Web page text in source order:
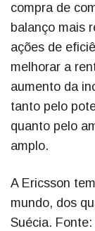
compra de
balanço mais
ações de
melhorar a
aumento da
tanto pelo
quanto pelo
amplo.
A Ericsson
mundo, dos
Suécia. Fonte: